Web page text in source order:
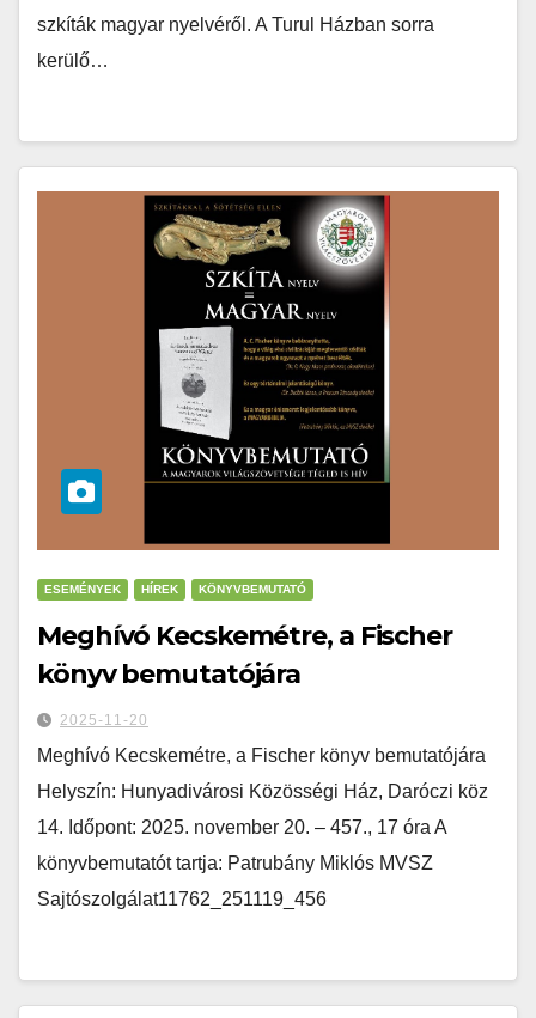
szkíták magyar nyelvéről. A Turul Házban sorra
kerülő…
ESEMÉNYEK HÍREK KÖNYVBEMUTATÓ
Meghívó Kecskemétre, a Fischer
könyv bemutatójára
2025-11-20
Meghívó Kecskemétre, a Fischer könyv bemutatójára
Helyszín: Hunyadivárosi Közösségi Ház, Daróczi köz
14. Időpont: 2025. november 20. – 457., 17 óra A
könyvbemutatót tartja: Patrubány Miklós MVSZ
Sajtószolgálat11762_251119_456